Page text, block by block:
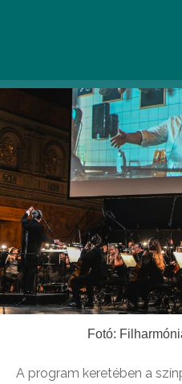
Fotó:
A program keretében a